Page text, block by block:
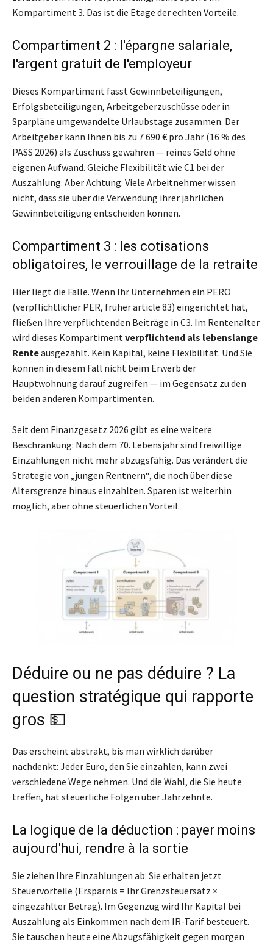
Kompartiment 3. Das ist die Etage der echten Vorteile.
Compartiment 2 : l'épargne salariale,
l'argent gratuit de l'employeur
Dieses Kompartiment fasst Gewinnbeteiligungen,
Erfolgsbeteiligungen, Arbeitgeberzuschüsse oder in
Sparpläne umgewandelte Urlaubstage zusammen. Der
Arbeitgeber kann Ihnen bis zu 7 690 € pro Jahr (16 % des
PASS 2026) als Zuschuss gewähren — reines Geld ohne
eigenen Aufwand. Gleiche Flexibilität wie C1 bei der
Auszahlung. Aber Achtung: Viele Arbeitnehmer wissen
nicht, dass sie über die Verwendung ihrer jährlichen
Gewinnbeteiligung entscheiden können.
Compartiment 3 : les cotisations
obligatoires, le verrouillage de la retraite
Hier liegt die Falle. Wenn Ihr Unternehmen ein PERO
(verpflichtlicher PER, früher article 83) eingerichtet hat,
fließen Ihre verpflichtenden Beiträge in C3. Im Rentenalter
wird dieses Kompartiment verpflichtend als lebenslange
Renteausgezahlt. Kein Kapital, keine Flexibilität. Und Sie
können in diesem Fall nicht beim Erwerb der
Hauptwohnung darauf zugreifen — im Gegensatz zu den
beiden anderen Kompartimenten.
Seit dem Finanzgesetz 2026 gibt es eine weitere
Beschränkung: Nach dem 70. Lebensjahr sind freiwillige
Einzahlungen nicht mehr abzugsfähig. Das verändert die
Strategie von „jungen Rentnern“, die noch über diese
Altersgrenze hinaus einzahlten. Sparen ist weiterhin
möglich, aber ohne steuerlichen Vorteil.
Déduire ou ne pas déduire ? La
question stratégique qui rapporte
gros 💵
Das erscheint abstrakt, bis man wirklich darüber
nachdenkt: Jeder Euro, den Sie einzahlen, kann zwei
verschiedene Wege nehmen. Und die Wahl, die Sie heute
treffen, hat steuerliche Folgen über Jahrzehnte.
La logique de la déduction : payer moins
aujourd'hui, rendre à la sortie
Sie ziehen Ihre Einzahlungen ab: Sie erhalten jetzt
Steuervorteile (Ersparnis = Ihr Grenzsteuersatz ×
eingezahlter Betrag). Im Gegenzug wird Ihr Kapital bei
Auszahlung als Einkommen nach dem IR-Tarif besteuert.
Sie tauschen heute eine Abzugsfähigkeit gegen morgen